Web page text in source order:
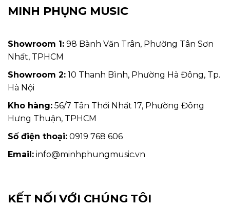
MINH PHỤNG MUSIC
Showroom 1: 98 Bành Văn Trân, Phường Tân Sơn
Nhất, TPHCM
Showroom 2: 10 Thanh Bình, Phường Hà Đông, Tp.
Hà Nội
Kho hàng: 56/7 Tân Thới Nhất 17, Phường Đông
Hưng Thuận, TPHCM
Số điện thoại: 0919 768 606
Email: info@minhphungmusic.vn
KẾT NỐI VỚI CHÚNG TÔI